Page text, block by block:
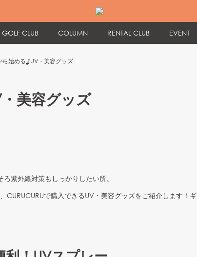
GOLF CLUB COLUMN RENTAL CLUB EVENT
ら始める♪UV・美容グッズ
美容グッズ
紫外線対策もしっかりしたい所。
CURUCURUで購入できるUV・美容グッズをご紹介します！ギ